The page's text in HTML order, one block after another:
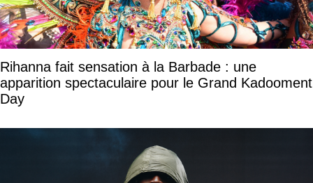
Rihanna fait sensation à la Barbade : une
apparition spectaculaire pour le Grand Kadooment
Day